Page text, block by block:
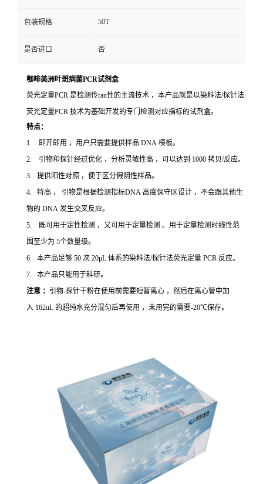
包装规格 50T
是否进口 否
咖啡美洲叶斑病菌PCR试剂盒
荧光定量PCR 是检测传ran性的主流技术 ，本产品就是以染料法/探针法
荧光定量PCR 技术为基础开发的专门检测对应指标的试剂盒。
特点：
1. 即开即用 ，用户只需要提供样品 DNA 模板。
2. 引物和探针经过优化 ，分析灵敏性高 ，可以达到 1000 拷贝/反应。
3. 提供阳性对照 ，便于区分假阴性样品。
4. 特高 ， 引物是根据检测指标DNA 高度保守区设计 ，不会跟其他生
物的 DNA 发生交叉反应。
5. 既可用于定性检测 ，又可用于定量检测 。用于定量检测时线性范
围至少为 5个数量级。
6. 本产品足够 50 次 20μL 体系的染料法/探针法荧光定量 PCR 反应。
7. 本产品只能用于科研。
注意 ： 引物-探针干粉在使用前需要短暂离心 ，然后在离心管中加
入 162uL 的超纯水充分混匀后再使用 ，未用完的需要-20℃保存。